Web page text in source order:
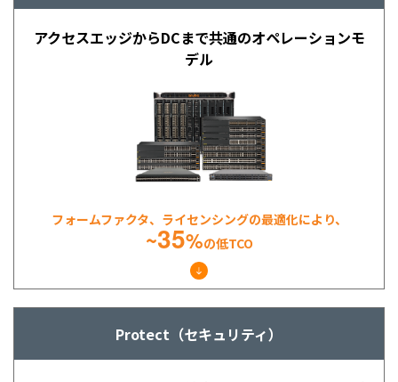
アクセスエッジからDCまで共通のオペレーションモ
デル
フォームファクタ、ライセンシングの最適化により、
~35%の低TCO
Protect（セキュリティ）